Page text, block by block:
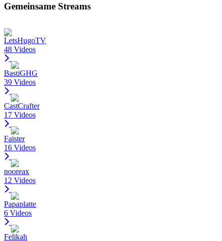
Gemeinsame Streams
LetsHugoTV
48 Videos
BastiGHG
39 Videos
CastCrafter
17 Videos
Faister
16 Videos
nooreax
12 Videos
Papaplatte
6 Videos
Felikah